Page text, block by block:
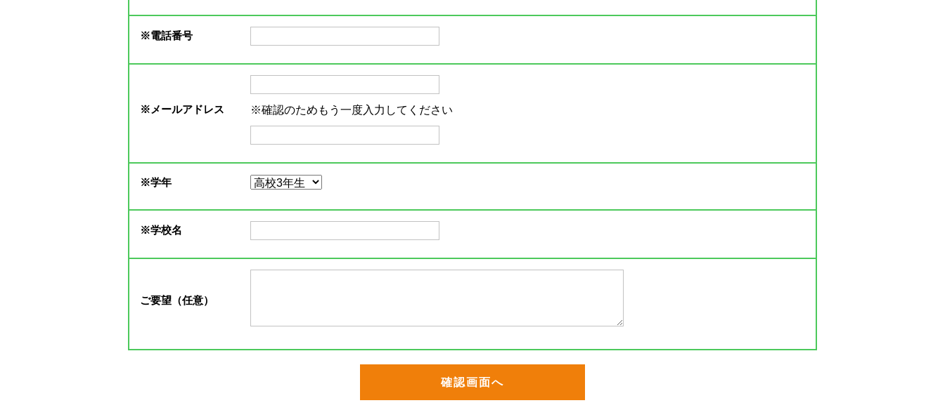
※電話番号
※ メールアドレス ※確認のためもう一度入力してください
※学年
※学校名
ご要望（任意）